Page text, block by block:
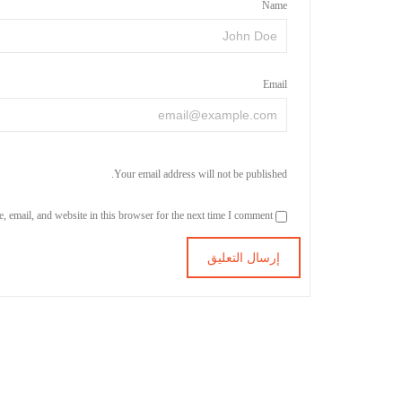
Name
Email
Your email address will not be published.